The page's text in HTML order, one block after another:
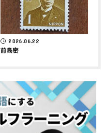
2026.06.22
前島密